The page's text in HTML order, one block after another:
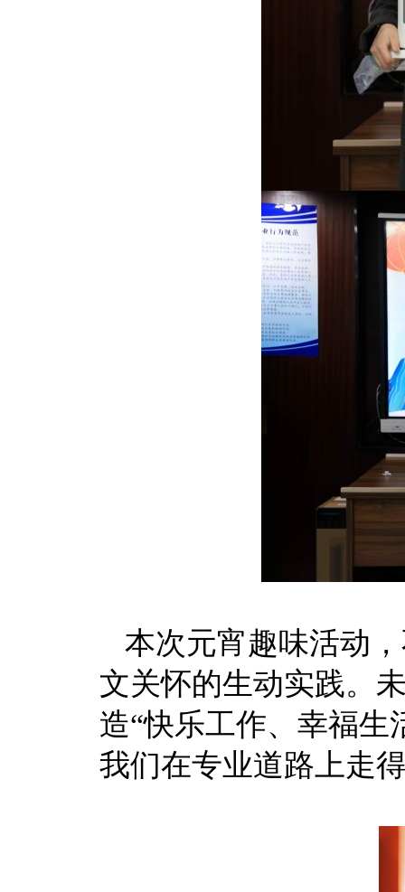
本次元宵趣味活动
文关怀的生动实践。
造“快乐工作、幸福生
我们在专业道路上走